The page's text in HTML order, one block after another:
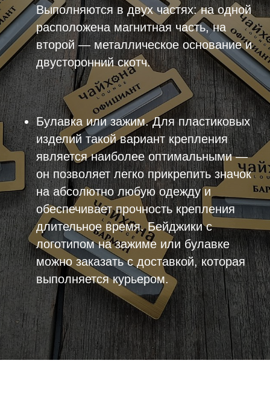
Выполняются в двух частях: на одной
расположена магнитная часть, на
второй — металлическое основание и
двусторонний скотч.
Булавка или зажим. Для пластиковых
изделий такой вариант крепления
является наиболее оптимальными —
он позволяет легко прикрепить значок
на абсолютно любую одежду и
обеспечивает прочность крепления
длительное время. Бейджики с
логотипом на зажиме или булавке
можно заказать с доставкой, которая
выполняется курьером.